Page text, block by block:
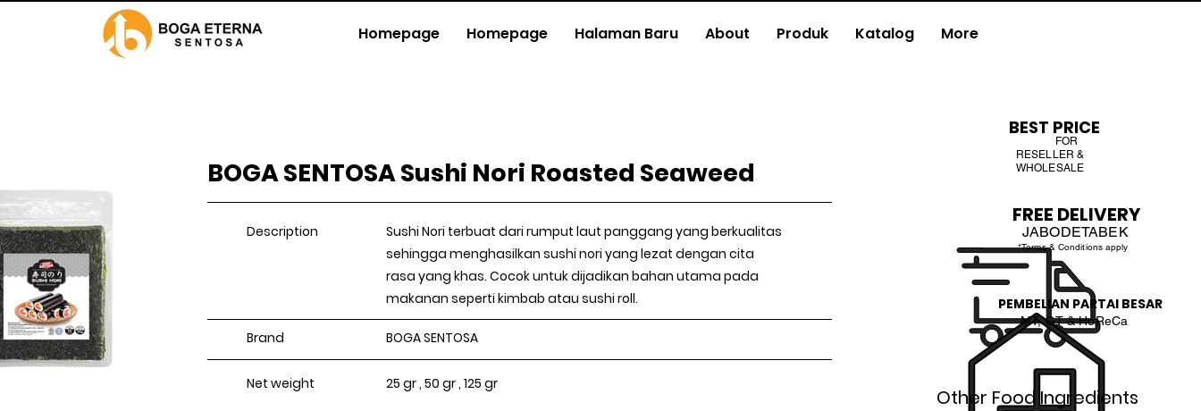
Homepage Homepage Halaman Baru About Produk Katalog More
BOGA SENTOSA Sushi Nori Roasted Seaweed
Description
Sushi Nori terbuat dari rumput laut panggang yang berkualitas
sehingga menghasilkan sushi nori yang lezat dengan cita
rasa yang khas. Cocok untuk dijadikan bahan utama pada
makanan seperti kimbab atau sushi roll.
Brand BOGA SENTOSA
Net weight 25 gr , 50 gr , 125 gr
BEST PRICE
FOR
RESELLER &
WHOLESALE
*Terms & Conditions apply
JABODETABEK
FREE DELIVERY
PEMBELIAN PARTAI BESAR
MT, GT & HoReCa
Other Food Ingredients